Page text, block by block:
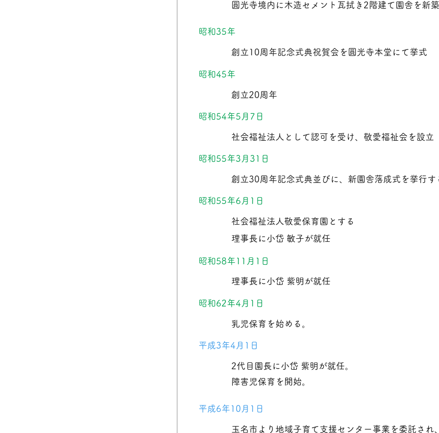
圓光寺境内に木造セメント瓦拭き2階建て園舎を新築
昭和35年
創立10周年記念式典祝賀会を圓光寺本堂にて挙式
昭和45年
創立20周年
昭和54年5月7日
社会福祉法人として認可を受け、敬愛福祉会を設立
昭和55年3月31日
創立30周年記念式典並びに、新園舎落成式を挙行す
昭和55年6月1日
社会福祉法人敬愛保育園とする
理事長に小岱 敏子が就任
昭和58年11月1日
理事長に小岱 紫明が就任
昭和62年4月1日
乳児保育を始める。
平成3年4月1日
2代目園長に小岱 紫明が就任。
障害児保育を開始。
平成6年10月1日
玉名市より地域子育て支援センター事業を委託され